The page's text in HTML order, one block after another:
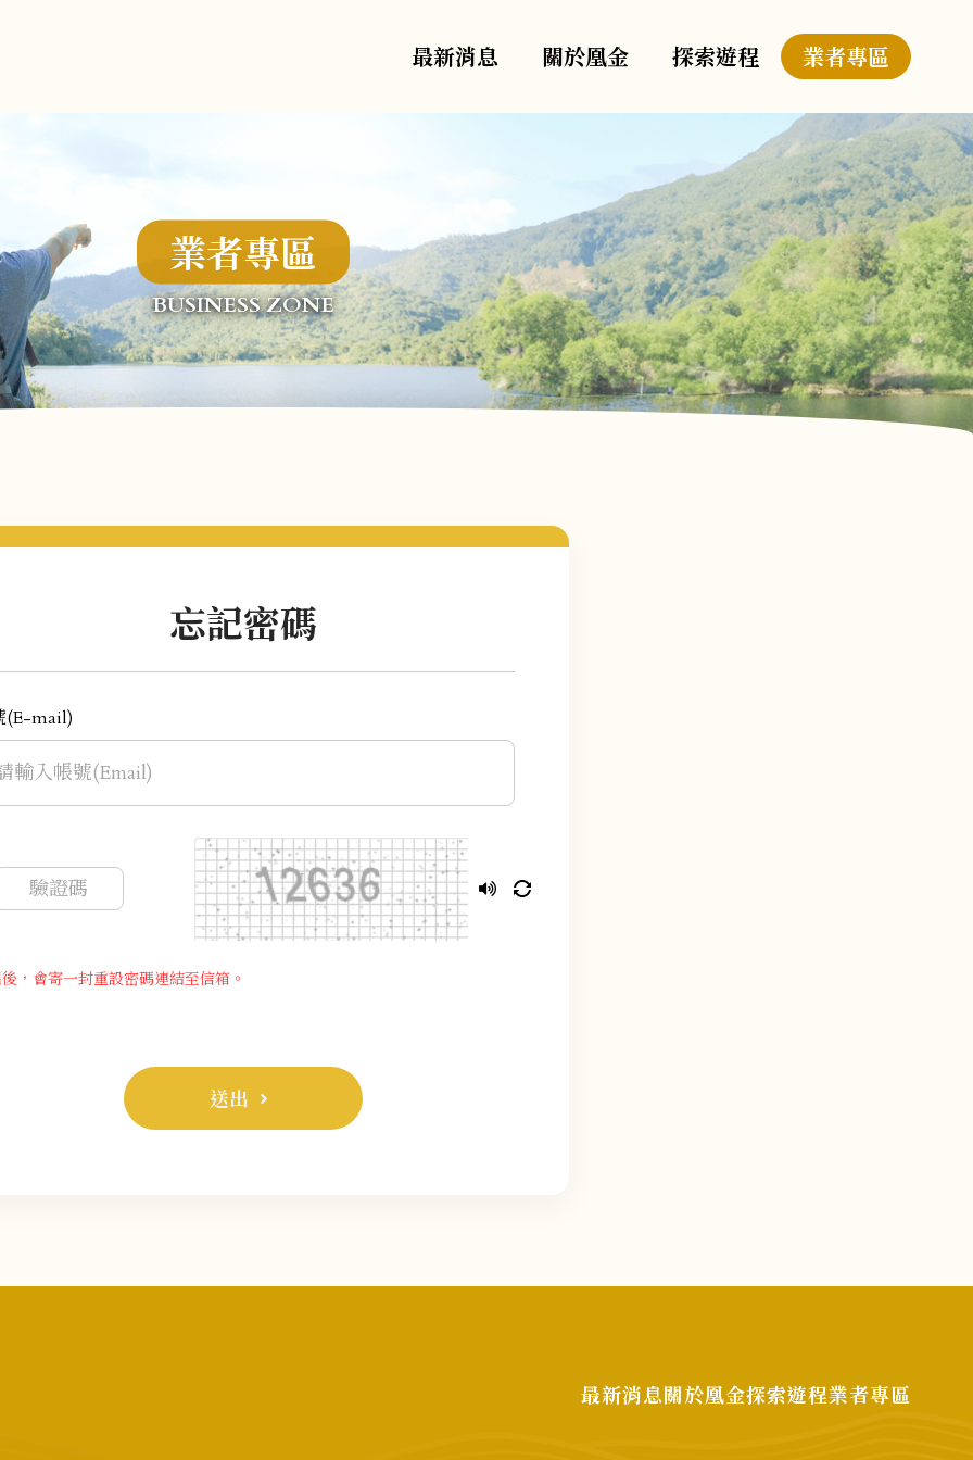
最新消息 關於凰金 探索遊程 業者專區
業者專區
BUSINESS ZONE
忘記密碼
(E-mail)
，會寄一封重設密碼連結至信箱。
送出
最新消息關於凰金探索遊程業者專區